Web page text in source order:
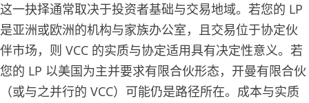
这一抉择通常取决于投资者基础与交易地域。若您的 LP
是亚洲或欧洲的机构与家族办公室，且交易位于协定伙
伴市场，则 VCC 的实质与协定适用具有决定性意义。若
您的 LP 以美国为主并要求有限合伙形态，开曼有限合伙
（或与之并行的 VCC）可能仍是路径所在。成本与实质